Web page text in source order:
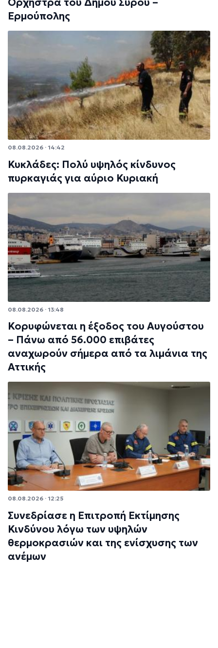
Ερμούπολης
08.08.2026 · 14:42
Κυκλάδες: Πολύ υψηλός κίνδυνος
πυρκαγιάς για αύριο Κυριακή
08.08.2026 · 13:48
Κορυφώνεται η έξοδος του Αυγούστου
– Πάνω από 56.000 επιβάτες
αναχωρούν σήμερα από τα λιμάνια της
Αττικής
08.08.2026 · 12:25
Συνεδρίασε η Επιτροπή Εκτίμησης
Κινδύνου λόγω των υψηλών
θερμοκρασιών και της ενίσχυσης των
ανέμων